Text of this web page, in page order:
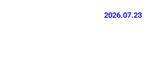
2026.07.23